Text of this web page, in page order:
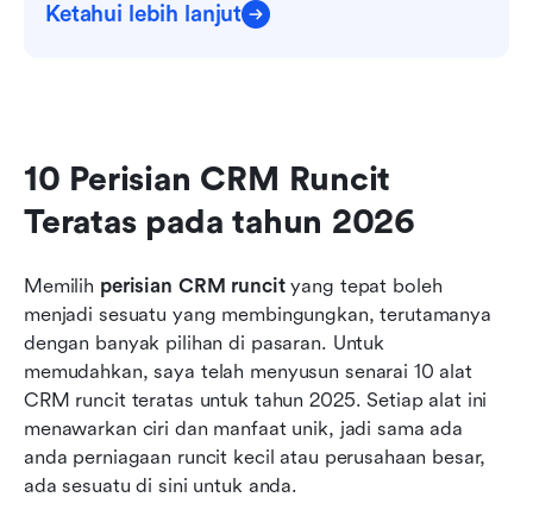
Ketahui lebih lanjut
10 Perisian CRM Runcit
Teratas pada tahun 2026
Memilih perisian CRM runcit yang tepat boleh
menjadi sesuatu yang membingungkan, terutamanya
dengan banyak pilihan di pasaran. Untuk
memudahkan, saya telah menyusun senarai 10 alat
CRM runcit teratas untuk tahun 2025. Setiap alat ini
menawarkan ciri dan manfaat unik, jadi sama ada
anda perniagaan runcit kecil atau perusahaan besar,
ada sesuatu di sini untuk anda.